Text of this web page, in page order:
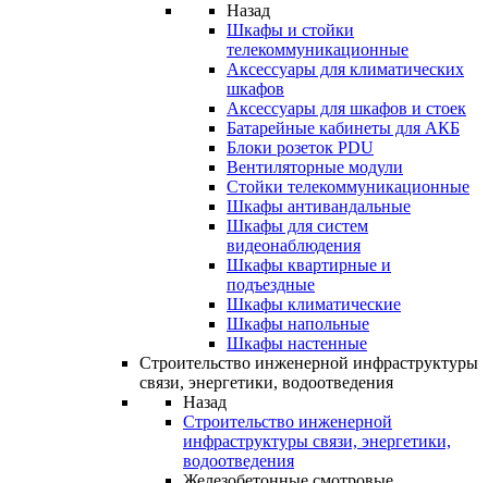
Назад
Шкафы и стойки
телекоммуникационные
Аксессуары для климатических
шкафов
Аксессуары для шкафов и стоек
Батарейные кабинеты для АКБ
Блоки розеток PDU
Вентиляторные модули
Стойки телекоммуникационные
Шкафы антивандальные
Шкафы для систем
видеонаблюдения
Шкафы квартирные и
подъездные
Шкафы климатические
Шкафы напольные
Шкафы настенные
Строительство инженерной инфраструктуры
связи, энергетики, водоотведения
Назад
Строительство инженерной
инфраструктуры связи, энергетики,
водоотведения